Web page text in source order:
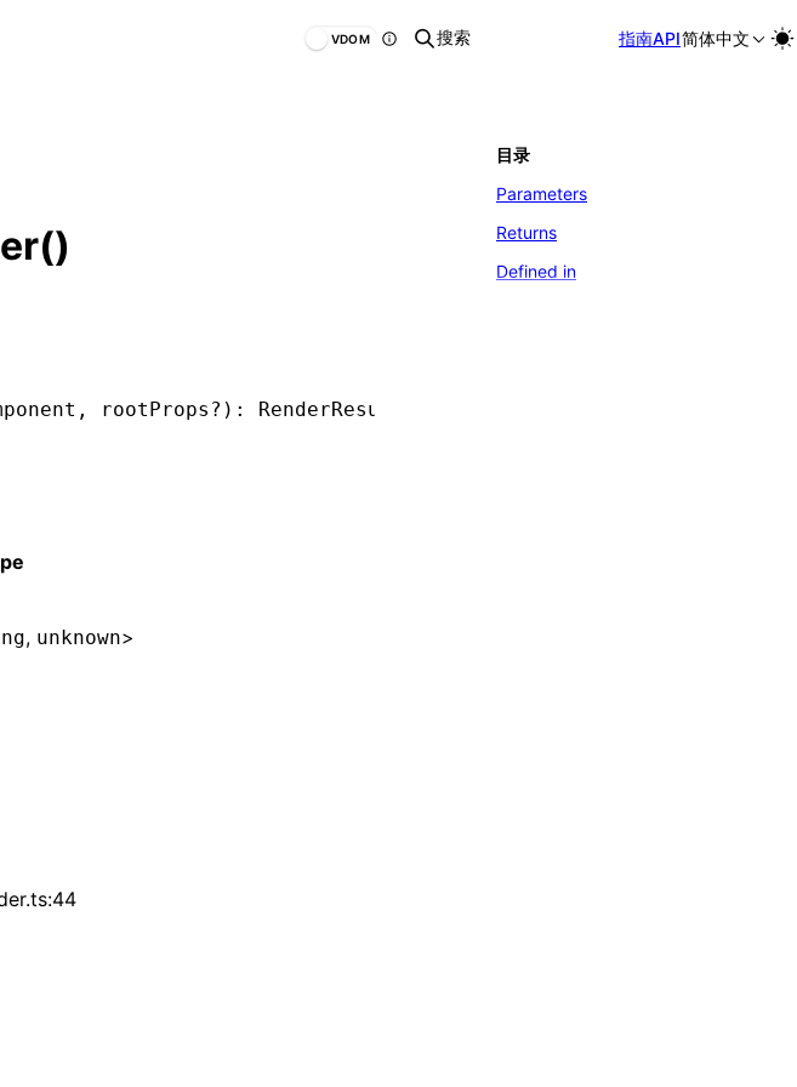
VDOM 搜索 指南API简体中文
, rootProps ? ) : RenderResult
, unknown>
目录
Parameters
Returns
Defined in